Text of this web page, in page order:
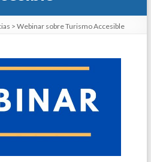
> Webinar sobre Turismo Accesible